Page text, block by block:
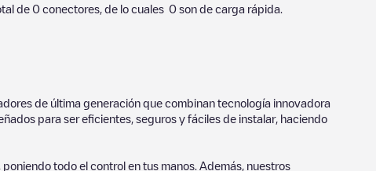
de 0 conectores, de lo cuales 0 son de carga rápida.
de última generación que combinan tecnología innovadora
para ser eficientes, seguros y fáciles de instalar, haciendo
todo el control en tus manos. Además, nuestros